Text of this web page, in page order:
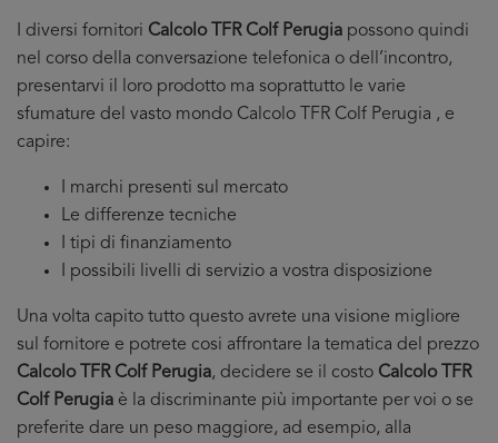
I diversi fornitori Calcolo TFR Colf Perugia possono quindi
nel corso della conversazione telefonica o dell’incontro,
presentarvi il loro prodotto ma soprattutto le varie
sfumature del vasto mondo Calcolo TFR Colf Perugia , e
capire:
I marchi presenti sul mercato
Le differenze tecniche
I tipi di finanziamento
I possibili livelli di servizio a vostra disposizione
Una volta capito tutto questo avrete una visione migliore
sul fornitore e potrete cosi affrontare la tematica del prezzo
Calcolo TFR Colf Perugia, decidere se il costo Calcolo TFR
Colf Perugia è la discriminante più importante per voi o se
preferite dare un peso maggiore, ad esempio, alla